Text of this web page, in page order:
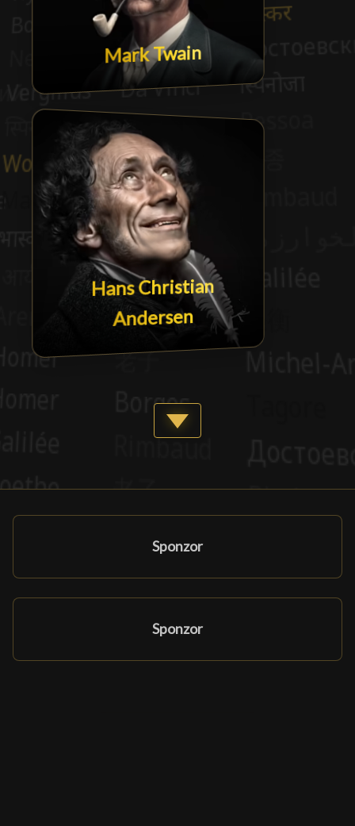
Mark Twain
Hans Christian
Andersen
Show more
Sponzor
Sponzor